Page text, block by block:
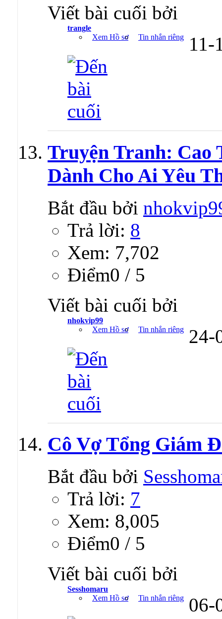
Viết bài cuối bởi
trangle
Xem Hồ sơ
Tin nhắn riêng 11-
Truyện Tranh: Cao
Dành Cho Ai Yêu
Bắt đầu bởi
Trả lời: 8
Xem: 7,702
Ðiểm0 / 5
Viết bài cuối bởi
nhokvip99
Xem Hồ sơ
Tin nhắn riêng 24-
Cô Vợ Tổng Giám
Bắt đầu bởi
Trả lời: 7
Xem: 8,005
Ðiểm0 / 5
Viết bài cuối bởi
Sesshomaru
Xem Hồ sơ
Tin nhắn riêng 06-